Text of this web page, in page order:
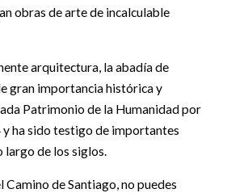
obras de arte de incalculable
arquitectura, la abadía de
gran importancia histórica y
Patrimonio de la Humanidad por
y ha sido testigo de importantes
de los siglos.
Camino de Santiago, no puedes